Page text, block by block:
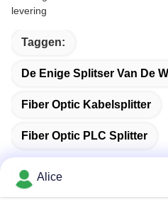
levering
Taggen:
De Enige Splitser Van De
Fiber Optic Kabelsplitter
Fiber Optic PLC Splitter
Alice